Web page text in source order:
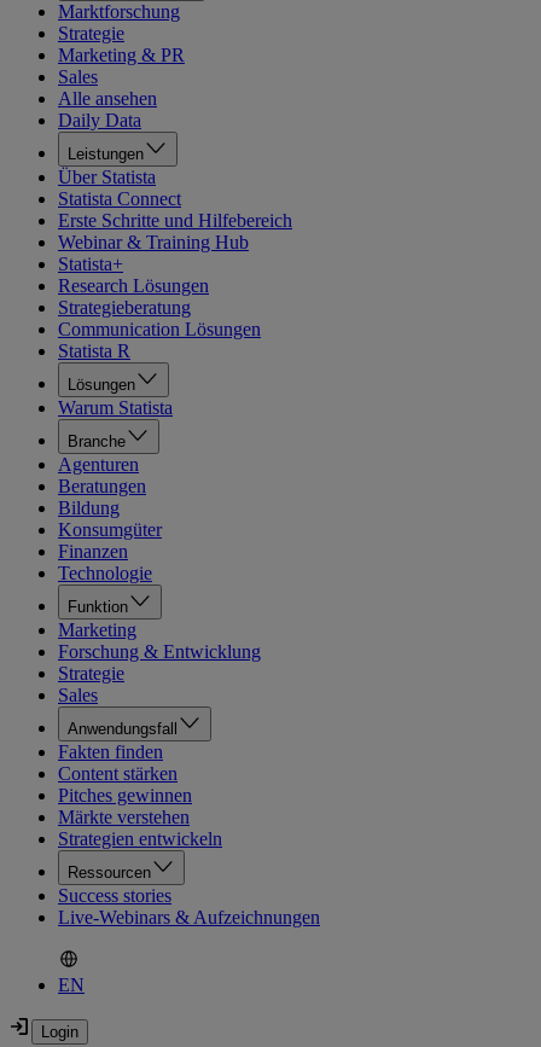
Marktforschung
Strategie
Marketing & PR
Sales
Alle ansehen
Daily Data
Leistungen
Über Statista
Statista Connect
Erste Schritte und Hilfebereich
Webinar & Training Hub
Statista+
Research Lösungen
Strategieberatung
Communication Lösungen
Statista R
Lösungen
Warum Statista
Branche
Agenturen
Beratungen
Bildung
Konsumgüter
Finanzen
Technologie
Funktion
Marketing
Forschung & Entwicklung
Strategie
Sales
Anwendungsfall
Fakten finden
Content stärken
Pitches gewinnen
Märkte verstehen
Strategien entwickeln
Ressourcen
Success stories
Live-Webinars & Aufzeichnungen
EN